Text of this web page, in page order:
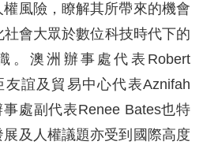
風險，瞭解其所帶來的機會
會大眾於數位科技時代下的
。澳洲辦事處代表Robert
友誼及貿易中心代表Aznifah
處副代表Renee Bates也特
及人權議題亦受到國際高度